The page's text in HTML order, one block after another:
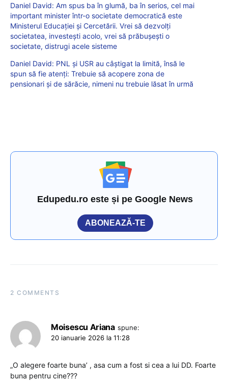
Daniel David: Am spus ba în glumă, ba în serios, cel mai
important minister într-o societate democratică este
Ministerul Educației și Cercetării. Vrei să dezvolți
societatea, investești acolo, vrei să prăbușești o
societate, distrugi acele sisteme
Daniel David: PNL și USR au câștigat la limită, însă le
spun să fie atenți: Trebuie să acopere zona de
pensionari și de sărăcie, nimeni nu trebuie lăsat în urmă
Edupedu.ro este și pe Google News
ABONEAZĂ-TE
2 COMMENTS
Moisescu Ariana spune:
20 ianuarie 2026 la 11:28
„O alegere foarte buna’ , asa cum a fost si cea a lui DD. Foarte
buna pentru cine???